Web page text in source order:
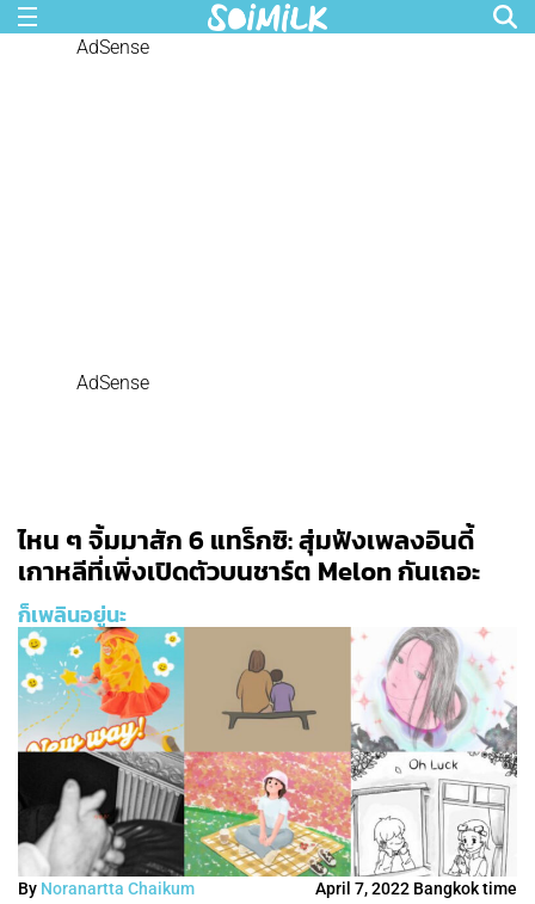
AdSense
AdSense
ไหน ๆ จิ้มมาสัก 6 แทร็กซิ: สุ่มฟังเพลงอินดี้
เกาหลีที่เพิ่งเปิดตัวบนชาร์ต Melon กันเถอะ
ก็เพลินอยู่นะ
By Noranartta Chaikum April 7, 2022 Bangkok time